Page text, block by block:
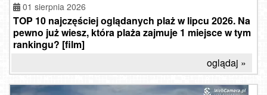
01 sierpnia 2026
TOP 10 najczęściej oglądanych plaż w lipcu 2026. Na
pewno już wiesz, która plaża zajmuje 1 miejsce w tym
rankingu? [film]
oglądaj »